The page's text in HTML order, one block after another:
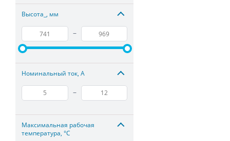
Высота_, мм
–
Номинальный ток, А
–
Максимальная рабочая
температура, °С